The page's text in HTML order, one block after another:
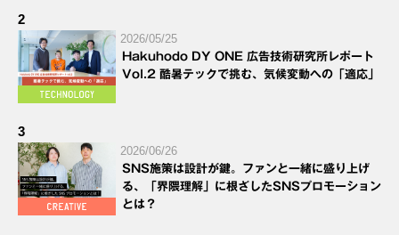
2
2026/05/25
Hakuhodo DY ONE 広告技術研究所レポート
Vol.2 酷暑テックで挑む、気候変動への「適応」
3
2026/06/26
SNS施策は設計が鍵。ファンと一緒に盛り上げ
る、「界隈理解」に根ざしたSNSプロモーション
とは？